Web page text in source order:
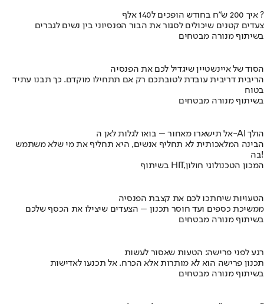
איך 200 ש"ח בחודש הופכים ל140 אלף ?
צעדים קטנים שיכולים לסגור את הבור הפנסיוני בין נשים לגברים
בשיתוף מנורה מבטחים
הסוד של איינשטיין שיגדיל לכם את הפנסיה
הריבית דריבית עובדת לטובתכם רק אם תתחילו מוקדם. כך תבנו עתיד
בטוח
בשיתוף מנורה מבטחים
אל תישארו מאחור – בואו לגלות לאן ה-AI הולך
הבינה המלאכותית לא תחליף אנשים, היא תחליף את מי שלא משתמש
בה!
בשיתוף HIT,המכון הטכנולוגי חולון
הטעויות שיחתכו לכם את קצבת הפנסיה
ממשיכת כספים ועד חוסר תכנון – הצעדים שיצילו את הכסף שלכם
בשיתוף מנורה מבטחים
רגע לפני פרישה: הטעות שאסור לעשות
תכנון פרישה הוא לא מותרות אלא הכרח. אל תכנעו לאדישות
בשיתוף מנורה מבטחים